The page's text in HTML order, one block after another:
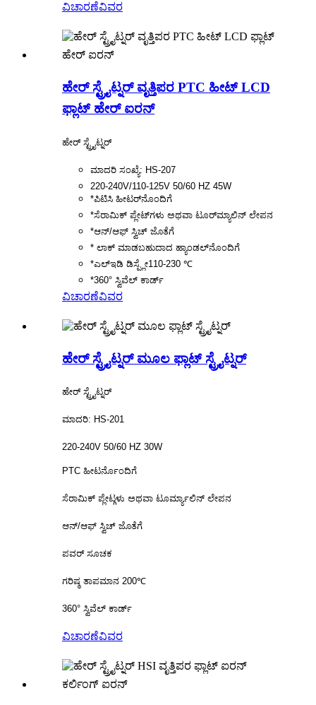
ವಿಚಾರಣೆವಿವರ
ಹೇರ್ ಸ್ಟ್ರೈಟ್ನರ್ ವೃತ್ತಿಪರ PTC ಹೀಟ್ LCD
ಫ್ಲಾಟ್ ಹೇರ್ ಐರನ್
ಹೇರ್ ಸ್ಟ್ರೈಟ್ನರ್
ಮಾದರಿ ಸಂಖ್ಯೆ: HS-207
220-240V/110-125V 50/60 HZ 45W
*ಪಿಟಿಸಿ ಹೀಟರ್‌ನೊಂದಿಗೆ
*ಸೆರಾಮಿಕ್ ಪ್ಲೇಟ್‌ಗಳು ಅಥವಾ ಟೂರ್‌ಮ್ಯಾಲಿನ್ ಲೇಪನ
*ಆನ್/ಆಫ್ ಸ್ವಿಚ್ ಜೊತೆಗೆ
* ಲಾಕ್ ಮಾಡಬಹುದಾದ ಹ್ಯಾಂಡಲ್‌ನೊಂದಿಗೆ
*ಎಲ್ಇಡಿ ಡಿಸ್ಪ್ಲೇ110-230 ℃
*360° ಸ್ವಿವೆಲ್ ಕಾರ್ಡ್
ವಿಚಾರಣೆವಿವರ
ಹೇರ್ ಸ್ಟ್ರೈಟ್ನರ್ ಮೂಲ ಫ್ಲಾಟ್ ಸ್ಟ್ರೈಟ್ನರ್
ಹೇರ್ ಸ್ಟ್ರೈಟ್ನರ್
ಮಾದರಿ: HS-201
220-240V 50/60 HZ 30W
PTC ಹೀಟರ್ನೊಂದಿಗೆ
ಸೆರಾಮಿಕ್ ಪ್ಲೇಟ್ಗಳು ಅಥವಾ ಟೂರ್ಮ್ಯಾಲಿನ್ ಲೇಪನ
ಆನ್/ಆಫ್ ಸ್ವಿಚ್ ಜೊತೆಗೆ
ಪವರ್ ಸೂಚಕ
ಗರಿಷ್ಠ ತಾಪಮಾನ 200℃
360° ಸ್ವಿವೆಲ್ ಕಾರ್ಡ್
ವಿಚಾರಣೆವಿವರ